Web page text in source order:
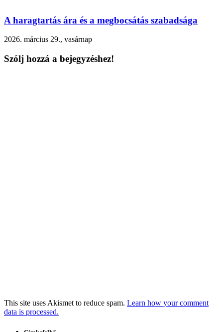
A haragtartás ára és a megbocsátás szabadsága
2026. március 29., vasárnap
Szólj hozzá a bejegyzéshez!
This site uses Akismet to reduce spam. Learn how your comment
data is processed.